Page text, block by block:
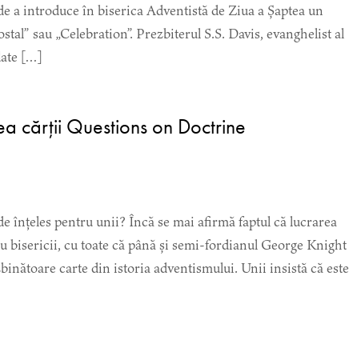
a introduce în biserica Adventistă de Ziua a Șaptea un
sau „Celebration”. Prezbiterul S.S. Davis, evanghelist al
[…]
cărții Questions on Doctrine
înțeles pentru unii? Încă se mai afirmă faptul că lucrarea
cu toate că până și semi-fordianul George Knight
carte din istoria adventismului. Unii insistă că este